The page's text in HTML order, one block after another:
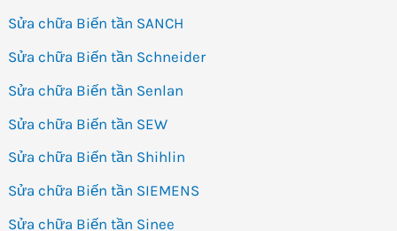
Sửa chữa Biến tần SANCH
Sửa chữa Biến tần Schneider
Sửa chữa Biến tần Senlan
Sửa chữa Biến tần SEW
Sửa chữa Biến tần Shihlin
Sửa chữa Biến tần SIEMENS
Sửa chữa Biến tần Sinee